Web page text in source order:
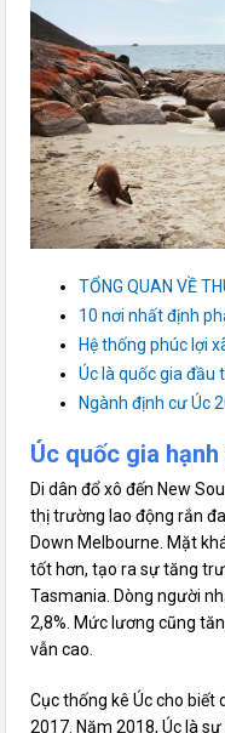
TỔNG QUAN VỀ
10 nơi nhất định
Hệ thống phúc lợi
Úc là quốc gia đầu
Ngành định cư Úc
Úc quốc gia
Di dân đổ xô đến New
thị trường lao động rắn
Down Melbourne. Mặt
tốt hơn, tạo ra sự tăng
Tasmania. Dòng người
2,8%. Mức lương cũng
vẫn cao.
Cục thống kê Úc cho biết
2017. Năm 2018, Úc là